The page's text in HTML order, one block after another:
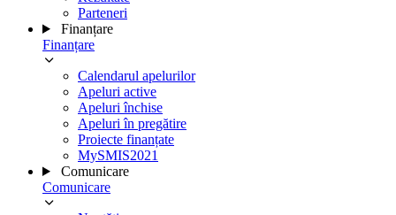
Parteneri
Finanțare
Finanțare
Calendarul apelurilor
Apeluri active
Apeluri închise
Apeluri în pregătire
Proiecte finanțate
MySMIS2021
Comunicare
Comunicare